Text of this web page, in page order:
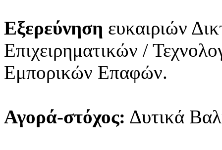
Εξερεύνηση ευκαιριών
Επιχειρηματικών /
Εμπορικών Επαφών.
Αγορά-στόχος: Δυτικά